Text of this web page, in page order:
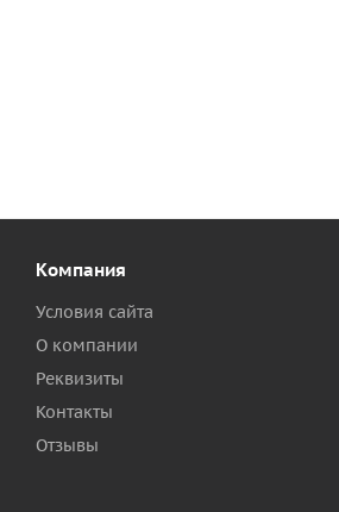
Компания
Условия сайта
О компании
Реквизиты
Контакты
Отзывы